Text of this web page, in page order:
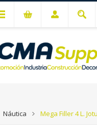
Náutica Mega Filler 4 L.